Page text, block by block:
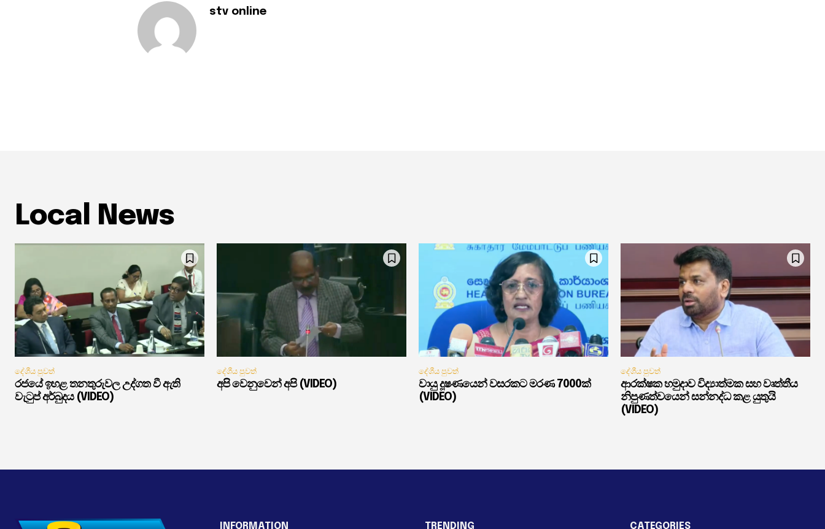
stv online
Local News
දේශීය පුවත්
රජයේ ඉහළ තනතුරුවල උද්ගත වී ඇති
වැටුප් අර්බුදය (VIDEO)
දේශීය පුවත්
අපි වෙනුවෙන් අපි (VIDEO)
දේශීය පුවත්
වායු දූෂණයෙන් වසරකට මරණ 7000ක්
(VIDEO)
දේශීය පුවත්
ආරක්ෂක හමුදාව විද්‍යාත්මක සහ වෘත්තීය
නිපුණත්වයෙන් සන්නද්ධ කළ යුතුයි
(VIDEO)
INFORMATION TRENDING CATEGORIES